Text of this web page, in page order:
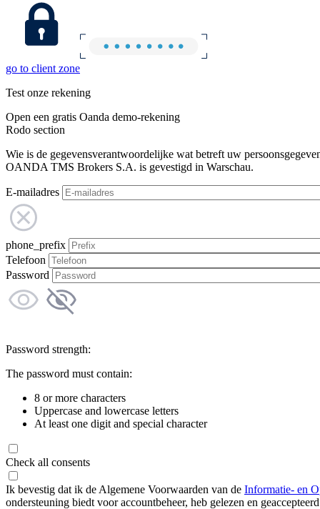
go to client zone
Test onze rekening
Open een gratis Oanda demo-rekening
Rodo section
Wie is de gegevensverantwoordelijke wat betreft uw
OANDA TMS Brokers S.A. is gevestigd in Warschau.
E-mailadres
phone_prefix
Telefoon
Password
Password strength:
The password must contain:
8 or more characters
Uppercase and lowercase letters
At least one digit and special character
Check all consents
Ik bevestig dat ik de Algemene Voorwaarden van de Informatie- en
ondersteuning biedt voor accountbeheer, heb gelezen en